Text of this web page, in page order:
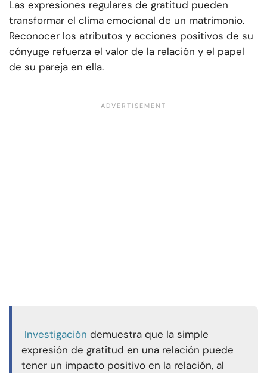
Las expresiones regulares de gratitud pueden
transformar el clima emocional de un matrimonio.
Reconocer los atributos y acciones positivos de su
cónyuge refuerza el valor de la relación y el papel
de su pareja en ella.
Investigación demuestra que la simple
expresión de gratitud en una relación puede
tener un impacto positivo en la relación, al